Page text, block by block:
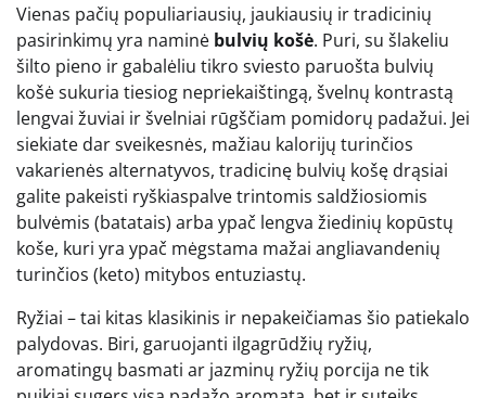
Vienas pačių populiariausių, jaukiausių ir tradicinių
pasirinkimų yra naminė bulvių košė. Puri, su šlakeliu
šilto pieno ir gabalėliu tikro sviesto paruošta bulvių
košė sukuria tiesiog nepriekaištingą, švelnų kontrastą
lengvai žuviai ir švelniai rūgščiam pomidorų padažui. Jei
siekiate dar sveikesnės, mažiau kalorijų turinčios
vakarienės alternatyvos, tradicinę bulvių košę drąsiai
galite pakeisti ryškiaspalve trintomis saldžiosiomis
bulvėmis (batatais) arba ypač lengva žiedinių kopūstų
koše, kuri yra ypač mėgstama mažai angliavandenių
turinčios (keto) mitybos entuziastų.
Ryžiai – tai kitas klasikinis ir nepakeičiamas šio patiekalo
palydovas. Biri, garuojanti ilgagrūdžių ryžių,
aromatingų basmati ar jazminų ryžių porcija ne tik